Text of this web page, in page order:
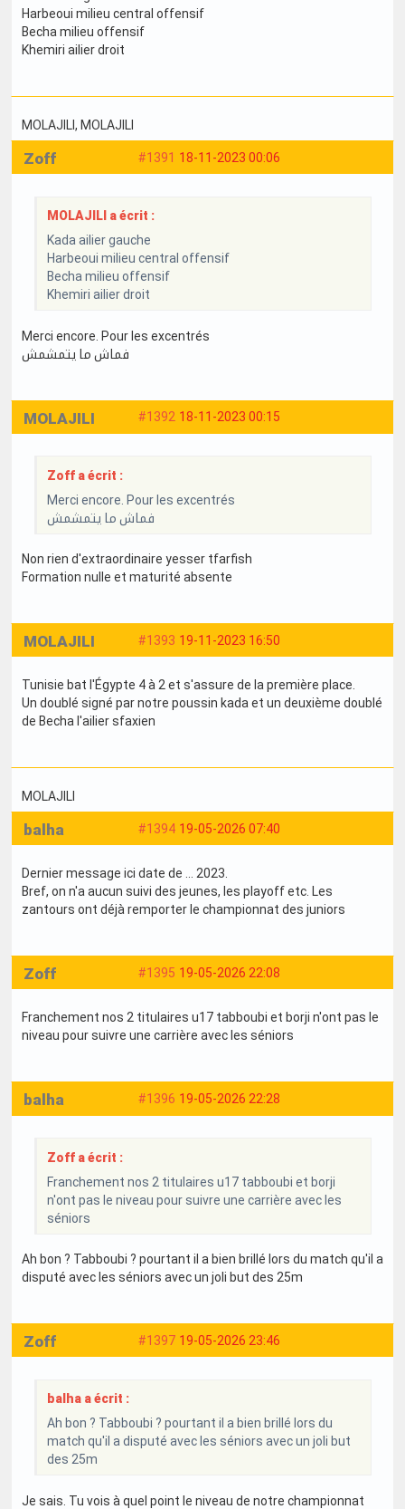
Harbeoui milieu central offensif
Becha milieu offensif
Khemiri ailier droit
MOLAJILI , MOLAJILI
#1391 18-11-2023 00:06
Zoff
MOLAJILI a écrit :
Kada ailier gauche
Harbeoui milieu central offensif
Becha milieu offensif
Khemiri ailier droit
Merci encore. Pour les excentrés
فماش ما يتمشمش
#1392 18-11-2023 00:15
MOLAJILI
Zoff a écrit :
Merci encore. Pour les excentrés
فماش ما يتمشمش
Non rien d'extraordinaire yesser tfarfish
Formation nulle et maturité absente
#1393 19-11-2023 16:50
MOLAJILI
Tunisie bat l'Égypte 4 à 2 et s'assure de la première place.
Un doublé signé par notre poussin kada et un deuxième doublé
de Becha l'ailier sfaxien
MOLAJILI
#1394 19-05-2026 07:40
balha
Dernier message ici date de ... 2023.
Bref, on n'a aucun suivi des jeunes, les playoff etc. Les
zantours ont déjà remporter le championnat des juniors
#1395 19-05-2026 22:08
Zoff
Franchement nos 2 titulaires u17 tabboubi et borji n'ont pas le
niveau pour suivre une carrière avec les séniors
#1396 19-05-2026 22:28
balha
Zoff a écrit :
Franchement nos 2 titulaires u17 tabboubi et borji
n'ont pas le niveau pour suivre une carrière avec les
séniors
Ah bon ? Tabboubi ? pourtant il a bien brillé lors du match qu'il a
disputé avec les séniors avec un joli but des 25m
#1397 19-05-2026 23:46
Zoff
balha a écrit :
Ah bon ? Tabboubi ? pourtant il a bien brillé lors du
match qu'il a disputé avec les séniors avec un joli but
des 25m
Je sais. Tu vois à quel point le niveau de notre championnat